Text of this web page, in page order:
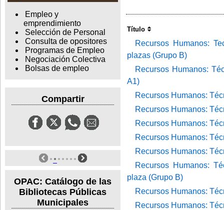
Empleo y
emprendimiento
Selección de Personal
Consulta de opositores
Programas de Empleo
Negociación Colectiva
Bolsas de empleo
Compartir
OPAC: Catálogo de las
Bibliotecas Públicas
Municipales
Título
Recursos Humanos:
plazas (Grupo B)
Recursos Humanos:
A1)
Recursos Humanos:
Recursos Humanos:
Recursos Humanos:
Recursos Humanos:
Recursos Humanos:
Recursos Humanos:
plaza (Grupo B)
Recursos Humanos:
Recursos Humanos: